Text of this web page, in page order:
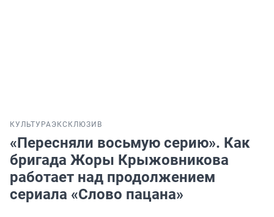
КУЛЬТУРАЭКСКЛЮЗИВ
«Пересняли восьмую серию». Как
бригада Жоры Крыжовникова
работает над продолжением
сериала «Слово пацана»